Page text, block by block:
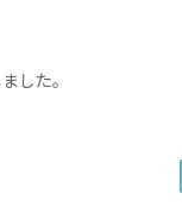
した。